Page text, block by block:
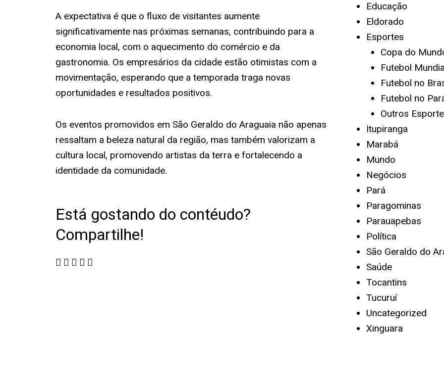
A expectativa é que o fluxo de visitantes aumente
significativamente nas próximas semanas, contribuindo para a
economia local, com o aquecimento do comércio e da
gastronomia. Os empresários da cidade estão otimistas com a
movimentação, esperando que a temporada traga novas
oportunidades e resultados positivos.
Os eventos promovidos em São Geraldo do Araguaia não apenas
ressaltam a beleza natural da região, mas também valorizam a
cultura local, promovendo artistas da terra e fortalecendo a
identidade da comunidade.
Está gostando do contéudo?
Compartilhe!
Educação
Eldorado
Esportes
Copa do
Futebol
Futebol no
Futebol no
Outros
Itupiranga
Marabá
Mundo
Negócios
Pará
Paragominas
Parauapebas
Política
São Geraldo do
Saúde
Tocantins
Tucuruí
Uncategorized
Xinguara